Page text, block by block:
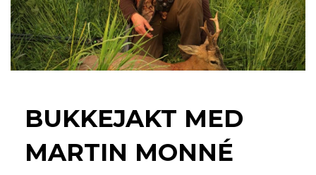
BUKKEJAKT MED
MARTIN MONNÉ